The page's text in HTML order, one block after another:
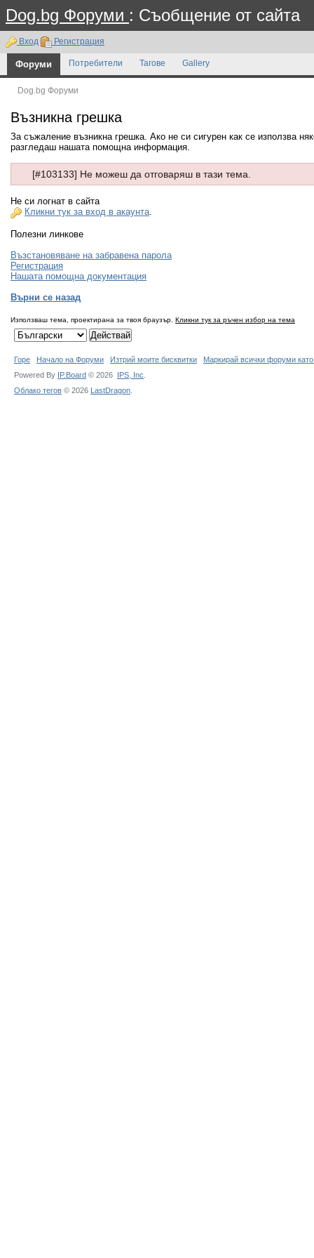
Dog.bg Форуми : Съобщение от сайта
Вход Регистрация
Форуми Потребители Тагове Gallery
Dog.bg Форуми
Възникна грешка
За съжаление възникна грешка. Ако не си сигурен как се използва
разгледаш нашата помощна информация.
[#103133] Не можеш да отговаряш в тази тема.
Не си логнат в сайта
Кликни тук за вход в акаунта.
Полезни линкове
Възстановяване на забравена парола
Регистрация
Нашата помощна документация
Върни се назад
Използваш тема, проектирана за твоя браузър. Кликни тук за ръчен избор на тема
Горе Начало на Форуми Изтрий моите бисквитки
Маркирай всички форуми
Powered By IP.Board © 2026 IPS, Inc
Облако тегов © 2026 LastDragon